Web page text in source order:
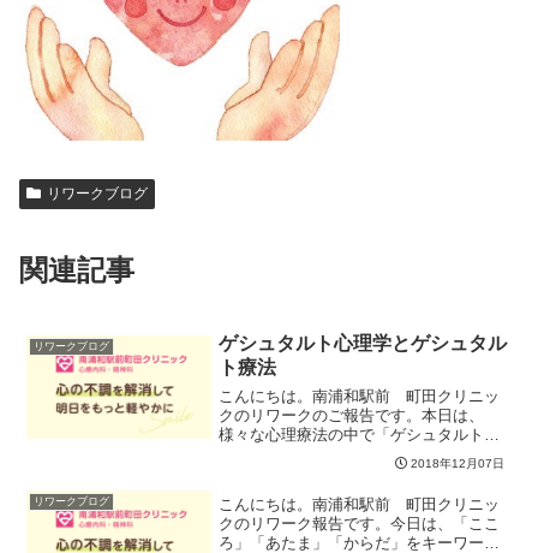
リワークブログ
関連記事
リワークブログ
ゲシュタルト心理学とゲシュタル
ト療法
こんにちは。南浦和駅前 町田クリニッ
クのリワークのご報告です。本日は、
様々な心理療法の中で「ゲシュタルト療
法」について行いました。ゲシュタルト
療法とは、ゲシュタルト心理学の考え方
を取り入れたもので、未完結な問題など
の再体験を通じて、「いま、...
2018年12月07日
リワークブログ
こんにちは。南浦和駅前 町田クリニッ
クのリワーク報告です。今日は、「ここ
ろ」「あたま」「からだ」をキーワード